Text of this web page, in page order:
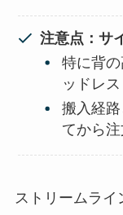
注意点：サ
特に背
ッドレ
搬入経
てから
ストリームライ